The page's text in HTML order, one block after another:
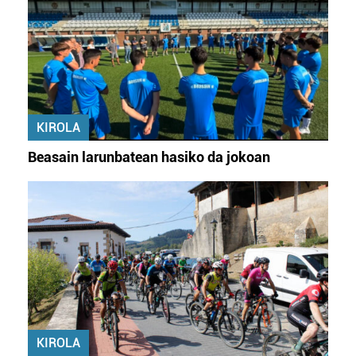
KIROLA
Beasain larunbatean hasiko da jokoan
KIROLA